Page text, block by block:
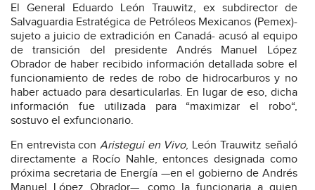
El General Eduardo León Trauwitz, ex subdirector de
Salvaguardia Estratégica de Petróleos Mexicanos (Pemex)-
sujeto a juicio de extradición en Canadá- acusó al equipo
de transición del presidente Andrés Manuel López
Obrador de haber recibido información detallada sobre el
funcionamiento de redes de robo de hidrocarburos y no
haber actuado para desarticularlas. En lugar de eso, dicha
información fue utilizada para “maximizar el robo“,
sostuvo el exfuncionario.
En entrevista con Aristegui en Vivo, León Trauwitz señaló
directamente a Rocío Nahle, entonces designada como
próxima secretaria de Energía —en el gobierno de Andrés
Manuel López Obrador—, como la funcionaria a quien